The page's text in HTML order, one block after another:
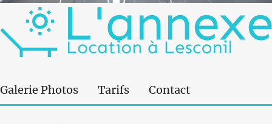
Galerie Photos Tarifs Contact